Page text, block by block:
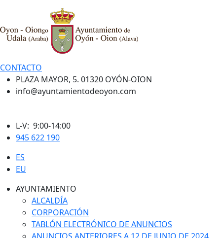
CONTACTO
PLAZA MAYOR, 5. 01320 OYÓN-OION
info@ayuntamientodeoyon.com
L-V: 9:00-14:00
945 622 190
ES
EU
AYUNTAMIENTO
ALCALDÍA
CORPORACIÓN
TABLÓN ELECTRÓNICO DE ANUNCIOS